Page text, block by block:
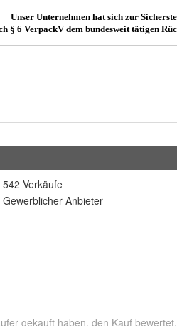
542 Verkäufe
Gewerblicher Anbieter
gekauft haben, den Kauf bewertet.